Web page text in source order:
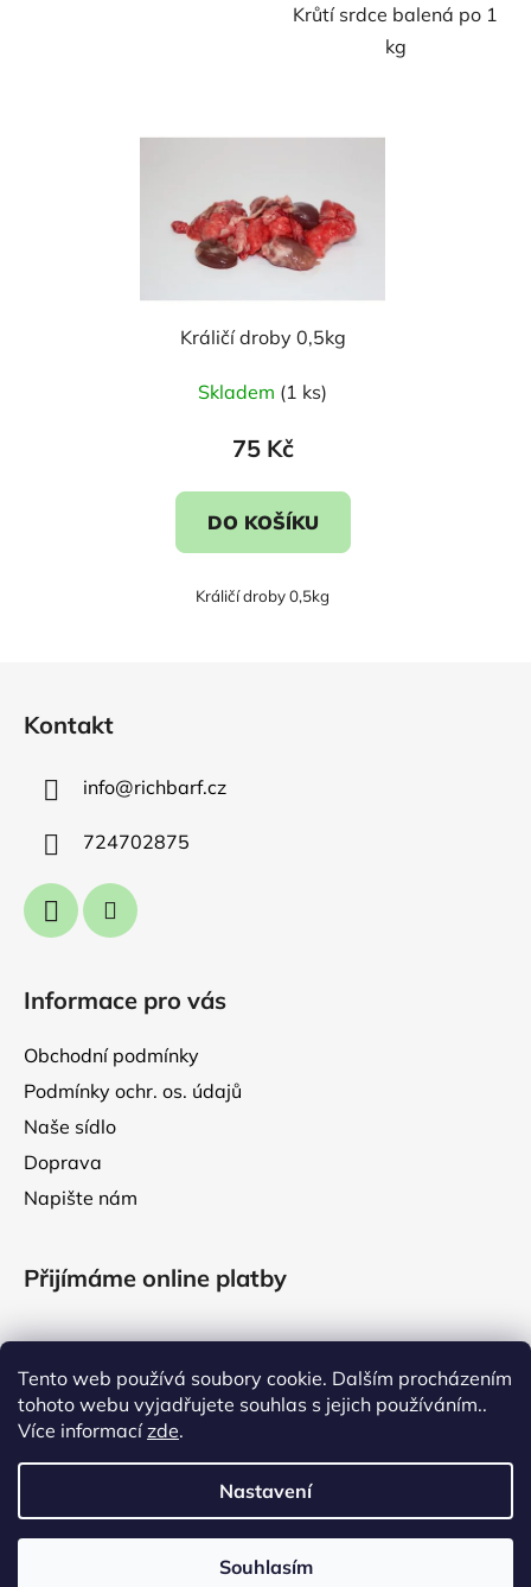
Tento web používá soubory cookie. Dalším procházením
tohoto webu vyjadřujete souhlas s jejich používáním..
Více informacízde.
Nastavení
Souhlasím
VÁŽENÍ ZÁKAZNÍCI, V TÝDNU OD 3. DO 7. SRPNA 2026
ČERPÁME LETNÍ DOVOLENOU. VAŠE OBJEDNÁVKY VYŘÍDÍME
Krůtí srdce balená po 1
kg
Králičí droby 0,5kg
Skladem (1 ks)
75 Kč
DO KOŠÍKU
Králičí droby 0,5kg
Kontakt
info@richbarf.cz
724702875
Informace pro vás
Obchodní podmínky
Podmínky ochr. os. údajů
Naše sídlo
Doprava
Napište nám
Přijímáme online platby
Facebook
Vytvořil Shoptet